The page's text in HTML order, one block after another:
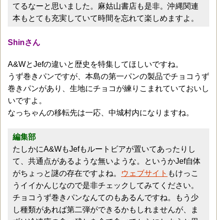
てるなーと思いました。麻姑山書店も是非。沖縄関連
本もとても充実していて時間を忘れて楽しめますよ。
Shinさん
A&WとJefの違いと歴史を特集してほしいですね。
うず巻きパンですが、本島の第一パンの製品でチョコうず
巻きパンがあり、生地にチョコが練りこまれていておいし
いですよ。
なっちゃんの移転先は一応、中城村内になりますね。
編集部
たしかにA&WもJefもルートビアが置いてあったりし
て、共通点があるような無いような。というかJef自体
がちょっと謎の存在ですよね。
ウェブサイト もけっこ
うイイかんじなので是非チェックしてみてください。
チョコうず巻きパンなんてのもあるんですね。もう少
し種類があれば第二弾ができるかもしれませんが、ま